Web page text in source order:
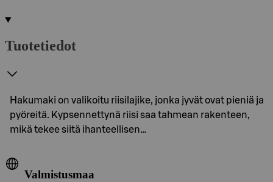
Tuotetiedot
Hakumaki on valikoitu riisilajike, jonka jyvät ovat pieniä ja
pyöreitä. Kypsennettynä riisi saa tahmean rakenteen,
mikä tekee siitä ihanteellisen…
Valmistusmaa